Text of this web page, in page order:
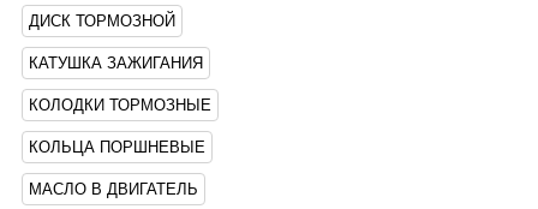
ДИСК ТОРМОЗНОЙ
КАТУШКА ЗАЖИГАНИЯ
КОЛОДКИ ТОРМОЗНЫЕ
КОЛЬЦА ПОРШНЕВЫЕ
МАСЛО В ДВИГАТЕЛЬ